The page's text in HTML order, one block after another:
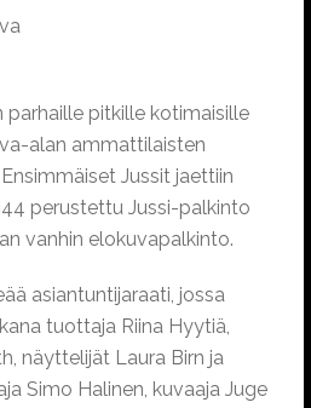
pitkille kotimaisille
alan ammattilaisten
Jussit jaettiin
perustettu Jussi-palkinto
vanhin elokuvapalkinto.
asiantuntijaraati, jossa
tuottaja Riina Hyytiä,
näyttelijät Laura Birn ja
Simo Halinen, kuvaaja Juge